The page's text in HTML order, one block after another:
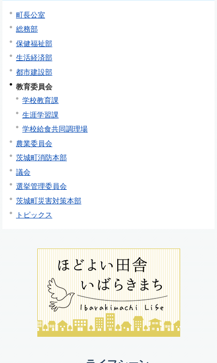
町長公室
総務部
保健福祉部
生活経済部
都市建設部
教育委員会
学校教育課
生涯学習課
学校給食共同調理場
農業委員会
茨城町消防本部
議会
選挙管理委員会
茨城町災害対策本部
トピックス